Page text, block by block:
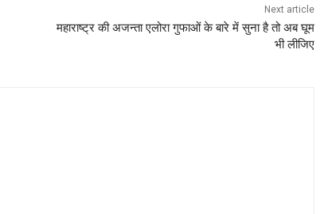
Next article
महाराष्ट्र की अजन्ता एलोरा गुफाओं के बारे में सुना है तो अब घूम
भी लीजिए